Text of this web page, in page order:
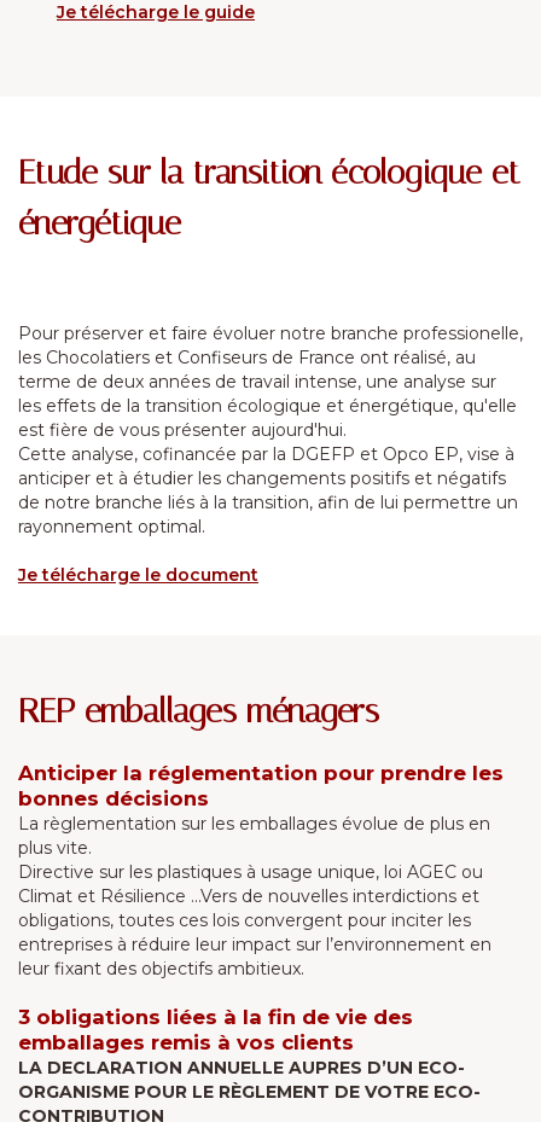
Je télécharge le guide
Etude sur la transition écologique et
énergétique
Pour préserver et faire évoluer notre branche professionelle,
les Chocolatiers et Confiseurs de France ont réalisé, au
terme de deux années de travail intense, une analyse sur
les effets de la transition écologique et énergétique, qu'elle
est fière de vous présenter aujourd'hui.
Cette analyse, cofinancée par la DGEFP et Opco EP, vise à
anticiper et à étudier les changements positifs et négatifs
de notre branche liés à la transition, afin de lui permettre un
rayonnement optimal.
Je télécharge le document
REP emballages ménagers
Anticiper la réglementation pour prendre les
bonnes décisions
La règlementation sur les emballages évolue de plus en
plus vite.
Directive sur les plastiques à usage unique, loi AGEC ou
Climat et Résilience ...Vers de nouvelles interdictions et
obligations, toutes ces lois convergent pour inciter les
entreprises à réduire leur impact sur l’environnement en
leur fixant des objectifs ambitieux.
3 obligations liées à la fin de vie des
emballages remis à vos clients
LA DECLARATION ANNUELLE AUPRES D’UN ECO-
ORGANISME POUR LE RÈGLEMENT DE VOTRE ECO-
CONTRIBUTION